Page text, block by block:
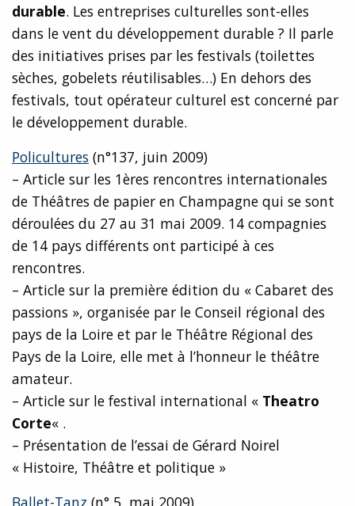
durable. Les entreprises culturelles sont-elles
dans le vent du développement durable ? Il parle
des initiatives prises par les festivals (toilettes
sèches, gobelets réutilisables…) En dehors des
festivals, tout opérateur culturel est concerné par
le développement durable.
Policultures (n°137, juin 2009)
– Article sur les 1ères rencontres internationales
de Théâtres de papier en Champagne qui se sont
déroulées du 27 au 31 mai 2009. 14 compagnies
de 14 pays différents ont participé à ces
rencontres.
– Article sur la première édition du « Cabaret des
passions », organisée par le Conseil régional des
pays de la Loire et par le Théâtre Régional des
Pays de la Loire, elle met à l’honneur le théâtre
amateur.
– Article sur le festival international « Theatro
Corte« .
– Présentation de l’essai de Gérard Noirel
« Histoire, Théâtre et politique »